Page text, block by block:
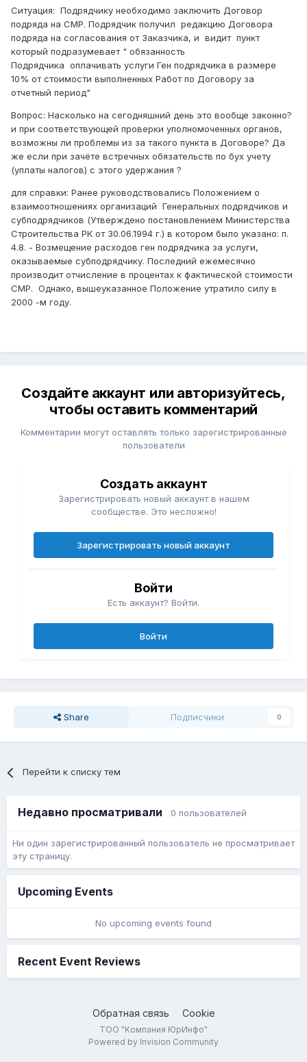
Ситуация: Подрядчику необходимо заключить Договор
подряда на СМР. Подрядчик получил редакцию Договора
подряда на согласования от Заказчика, и видит пункт
который подразумевает " обязанность
Подрядчика оплачивать услуги Ген подрядчика в размере
10% от стоимости выполненных Работ по Договору за
отчетный период"
Вопрос: Насколько на сегодняшний день это вообще законно?
и при соответствующей проверки уполномоченных органов,
возможны ли проблемы из за такого пункта в Договоре? Да
же если при зачёте встречных обязательств по бух учету
(уплаты налогов) с этого удержания ?
для справки: Ранее руководствовались Положением о
взаимоотношениях организаций Генеральных подрядчиков и
субподрядчиков (Утверждено постановлением Министерства
Строительства РК от 30.06.1994 г.) в котором было указано: п.
4.8. - Возмещение расходов ген подрядчика за услуги,
оказываемые субподрядчику. Последний ежемесячно
производит отчисление в процентах к фактической стоимости
СМР. Однако, вышеуказанное Положение утратило силу в
2000 -м году.
Создайте аккаунт или авторизуйтесь,
чтобы оставить комментарий
Комментарии могут оставлять только зарегистрированные
пользователи
Создать аккаунт
Зарегистрировать новый аккаунт в нашем
сообществе. Это несложно!
Зарегистрировать новый аккаунт
Войти
Есть аккаунт? Войти.
Войти
Share Подписчики 0
Перейти к списку тем
Недавно просматривали 0 пользователей
Ни один зарегистрированный пользователь не просматривает
эту страницу.
Upcoming Events
No upcoming events found
Recent Event Reviews
Обратная связь Cookie
ТОО "Компания ЮрИнфо"
Powered by Invision Community